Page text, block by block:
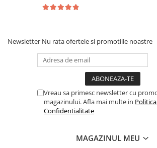
Newsletter Nu rata ofertele si promotiile noastre
Vreau sa primesc newsletter cu
magazinului. Afla mai multe in
Confidentialitate
MAGAZINUL MEU